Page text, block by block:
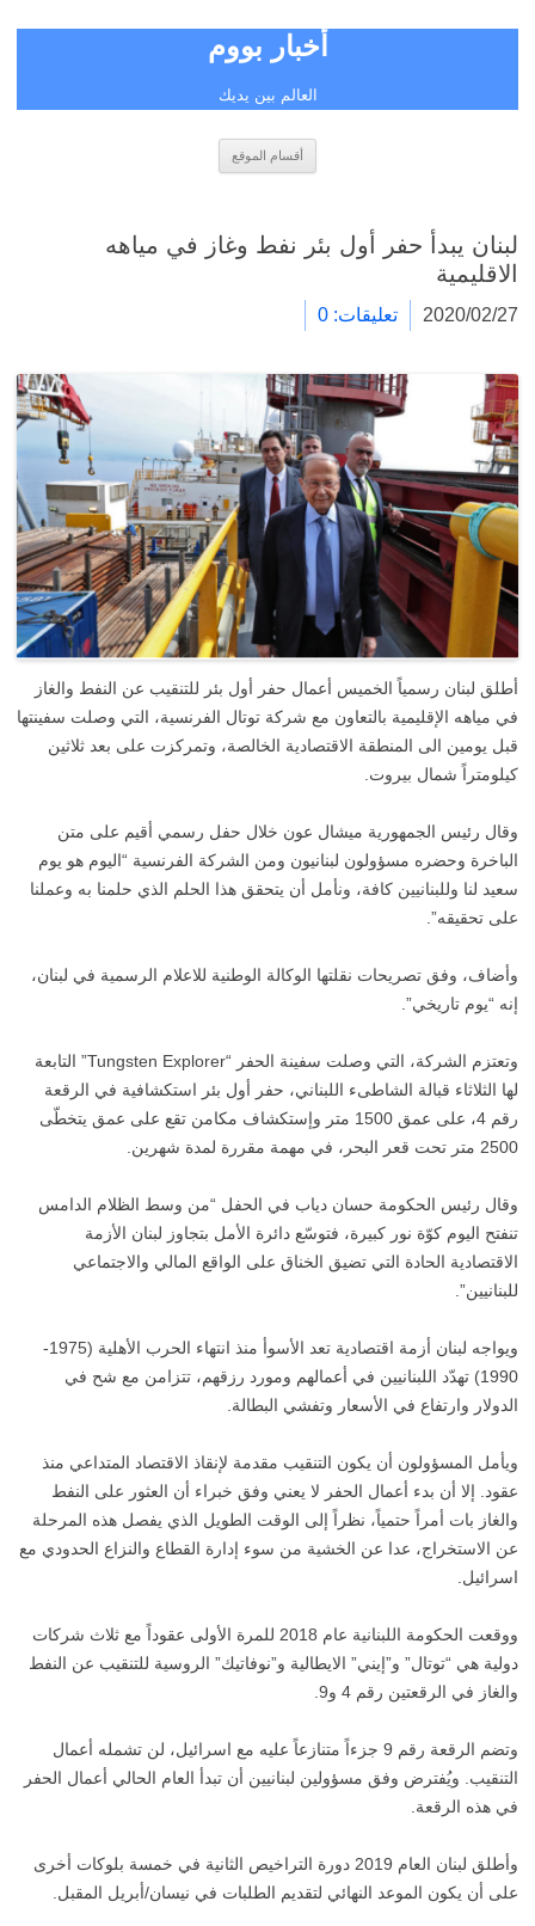
أخبار بووم
العالم بين يديك
أقسام الموقع
لبنان يبدأ حفر أول بئر نفط وغاز في مياهه
الاقليمية
2020/02/27 تعليقات: 0
أطلق لبنان رسمياً الخميس أعمال حفر أول بئر للتنقيب عن النفط والغاز
في مياهه الإقليمية بالتعاون مع شركة توتال الفرنسية، التي وصلت سفينتها
قبل يومين الى المنطقة الاقتصادية الخالصة، وتمركزت على بعد ثلاثين
كيلومتراً شمال بيروت.
وقال رئيس الجمهورية ميشال عون خلال حفل رسمي أقيم على متن
الباخرة وحضره مسؤولون لبنانيون ومن الشركة الفرنسية “اليوم هو يوم
سعيد لنا وللبنانيين كافة، ونأمل أن يتحقق هذا الحلم الذي حلمنا به وعملنا
على تحقيقه”.
وأضاف، وفق تصريحات نقلتها الوكالة الوطنية للاعلام الرسمية في لبنان،
إنه “يوم تاريخي”.
وتعتزم الشركة، التي وصلت سفينة الحفر “Tungsten Explorer” التابعة
لها الثلاثاء قبالة الشاطىء اللبناني، حفر أول بئر استكشافية في الرقعة
رقم 4، على عمق 1500 متر وإستكشاف مكامن تقع على عمق يتخطّى
2500 متر تحت قعر البحر، في مهمة مقررة لمدة شهرين.
وقال رئيس الحكومة حسان دياب في الحفل “من وسط الظلام الدامس
تنفتح اليوم كوّة نور كبيرة، فتوسّع دائرة الأمل بتجاوز لبنان الأزمة
الاقتصادية الحادة التي تضيق الخناق على الواقع المالي والاجتماعي
للبنانيين”.
ويواجه لبنان أزمة اقتصادية تعد الأسوأ منذ انتهاء الحرب الأهلية (1975-
1990) تهدّد اللبنانيين في أعمالهم ومورد رزقهم، تتزامن مع شح في
الدولار وارتفاع في الأسعار وتفشي البطالة.
ويأمل المسؤولون أن يكون التنقيب مقدمة لإنقاذ الاقتصاد المتداعي منذ
عقود. إلا أن بدء أعمال الحفر لا يعني وفق خبراء أن العثور على النفط
والغاز بات أمراً حتمياً، نظراً إلى الوقت الطويل الذي يفصل هذه المرحلة
عن الاستخراج، عدا عن الخشية من سوء إدارة القطاع والنزاع الحدودي مع
اسرائيل.
ووقعت الحكومة اللبنانية عام 2018 للمرة الأولى عقوداً مع ثلاث شركات
دولية هي “توتال” و”إيني” الايطالية و”نوفاتيك” الروسية للتنقيب عن النفط
والغاز في الرقعتين رقم 4 و9.
وتضم الرقعة رقم 9 جزءاً متنازعاً عليه مع اسرائيل، لن تشمله أعمال
التنقيب. ويُفترض وفق مسؤولين لبنانيين أن تبدأ العام الحالي أعمال الحفر
في هذه الرقعة.
وأطلق لبنان العام 2019 دورة التراخيص الثانية في خمسة بلوكات أخرى
على أن يكون الموعد النهائي لتقديم الطلبات في نيسان/أبريل المقبل.